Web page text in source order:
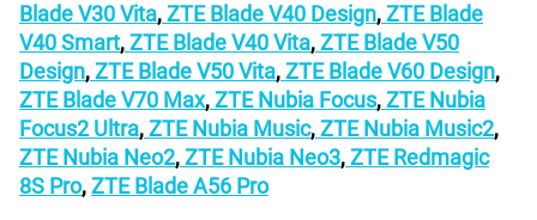
Blade V30 Vita,ZTE Blade V40 Design,ZTE Blade
V40 Smart,ZTE Blade V40 Vita,ZTE Blade V50
Design,ZTE Blade V50 Vita,ZTE Blade V60 Design,
ZTE Blade V70 Max,ZTE Nubia Focus,ZTE Nubia
Focus2 Ultra,ZTE Nubia Music,ZTE Nubia Music2,
ZTE Nubia Neo2,ZTE Nubia Neo3,ZTE Redmagic
8S Pro,ZTE Blade A56 Pro